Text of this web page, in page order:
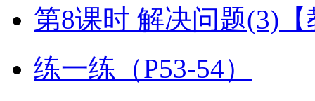
第8课时 解决问题(3)
练一练（P53-54）